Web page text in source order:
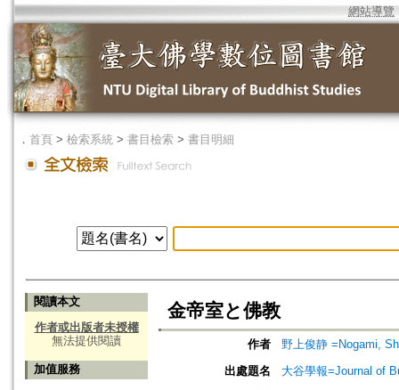
網站導覽
． 首頁 > 檢索系統 > 書目檢索 > 書目明細
閱讀本文
作者或出版者未授權
無法提供閱讀
加值服務
金帝室と佛教
作者
野上俊静 =Nogami,
出處題名
大谷學報=Journal of